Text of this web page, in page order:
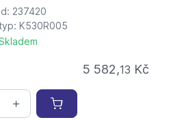
237420
K530R005
5 582,13 Kč